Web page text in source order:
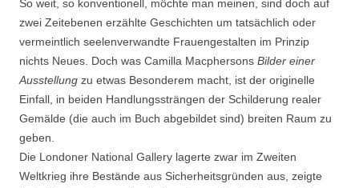
So weit, so konventionell, möchte man meinen, sind doch auf
zwei Zeitebenen erzählte Geschichten um tatsächlich oder
vermeintlich seelenverwandte Frauengestalten im Prinzip
nichts Neues. Doch was Camilla Macphersons Bilder einer
Ausstellung zu etwas Besonderem macht, ist der originelle
Einfall, in beiden Handlungssträngen der Schilderung realer
Gemälde (die auch im Buch abgebildet sind) breiten Raum zu
geben.
Die Londoner National Gallery lagerte zwar im Zweiten
Weltkrieg ihre Bestände aus Sicherheitsgründen aus, zeigte